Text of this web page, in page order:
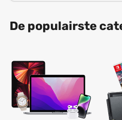
De populairste